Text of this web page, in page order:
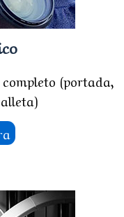
(portada,